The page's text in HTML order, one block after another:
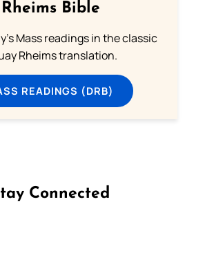
Rheims Bible
Mass readings in the classic
Rheims translation.
READINGS (DRB)
Connected